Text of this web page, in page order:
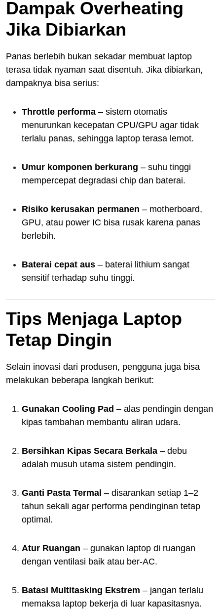
Dampak Overheating
Jika Dibiarkan
Panas berlebih bukan sekadar membuat laptop
terasa tidak nyaman saat disentuh. Jika dibiarkan,
dampaknya bisa serius:
Throttle performa – sistem otomatis
menurunkan kecepatan CPU/GPU agar tidak
terlalu panas, sehingga laptop terasa lemot.
Umur komponen berkurang – suhu tinggi
mempercepat degradasi chip dan baterai.
Risiko kerusakan permanen – motherboard,
GPU, atau power IC bisa rusak karena panas
berlebih.
Baterai cepat aus – baterai lithium sangat
sensitif terhadap suhu tinggi.
Tips Menjaga Laptop
Tetap Dingin
Selain inovasi dari produsen, pengguna juga bisa
melakukan beberapa langkah berikut:
Gunakan Cooling Pad – alas pendingin dengan
kipas tambahan membantu aliran udara.
Bersihkan Kipas Secara Berkala – debu
adalah musuh utama sistem pendingin.
Ganti Pasta Termal – disarankan setiap 1–2
tahun sekali agar performa pendinginan tetap
optimal.
Atur Ruangan – gunakan laptop di ruangan
dengan ventilasi baik atau ber-AC.
Batasi Multitasking Ekstrem – jangan terlalu
memaksa laptop bekerja di luar kapasitasnya.